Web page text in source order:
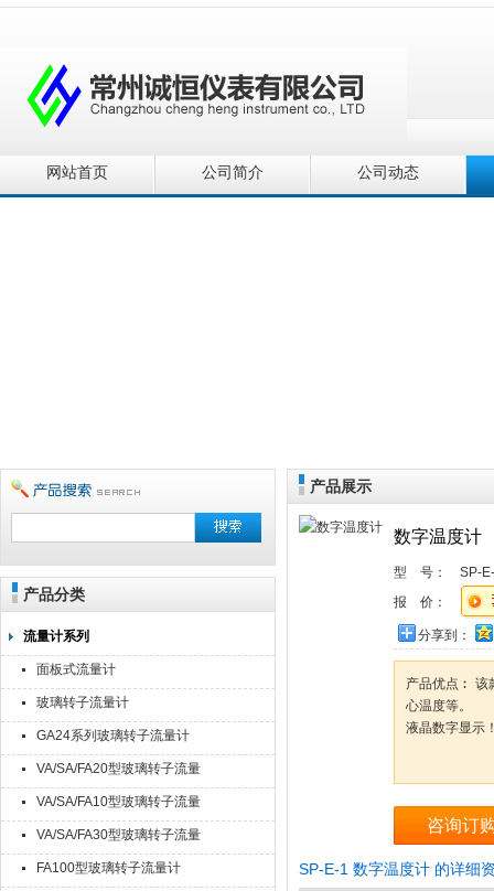
网站首页 公司简介 公司动态
产品分类
流量计系列
面板式流量计
玻璃转子流量计
GA24系列玻璃转子流量计
VA/SA/FA20型玻璃转子流量
计
VA/SA/FA10型玻璃转子流量
计
VA/SA/FA30型玻璃转子流量
计
FA100型玻璃转子流量计
产品展示
数字温度计
型 号：
SP-
报 价：
分享到：
产品优点︰ 该
心温度等。
液晶数字显示
产品描述
咨询订
SP-E-1 数字温度计 的详细